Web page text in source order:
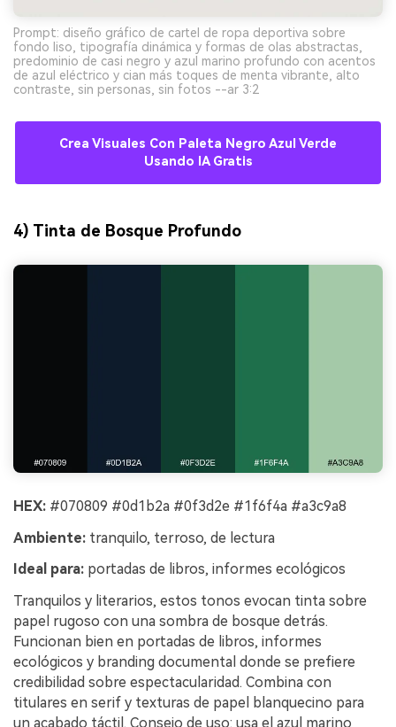
Prompt: diseño gráfico de cartel de ropa deportiva sobre
fondo liso, tipografía dinámica y formas de olas abstractas,
predominio de casi negro y azul marino profundo con acentos
de azul eléctrico y cian más toques de menta vibrante, alto
contraste, sin personas, sin fotos --ar 3:2
Crea Visuales Con Paleta Negro Azul Verde
Usando IA Gratis
4) Tinta de Bosque Profundo
HEX: #070809 #0d1b2a #0f3d2e #1f6f4a #a3c9a8
Ambiente: tranquilo, terroso, de lectura
Ideal para: portadas de libros, informes ecológicos
Tranquilos y literarios, estos tonos evocan tinta sobre
papel rugoso con una sombra de bosque detrás.
Funcionan bien en portadas de libros, informes
ecológicos y branding documental donde se prefiere
credibilidad sobre espectacularidad. Combina con
titulares en serif y texturas de papel blanquecino para
un acabado táctil. Consejo de uso: usa el azul marino